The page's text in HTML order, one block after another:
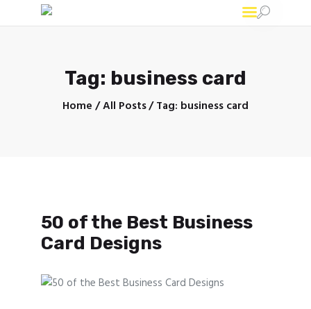
Tag: business card
Home All Posts Tag: business card
Широкоформатная печать в Минске
50 of the Best Business
Card Designs